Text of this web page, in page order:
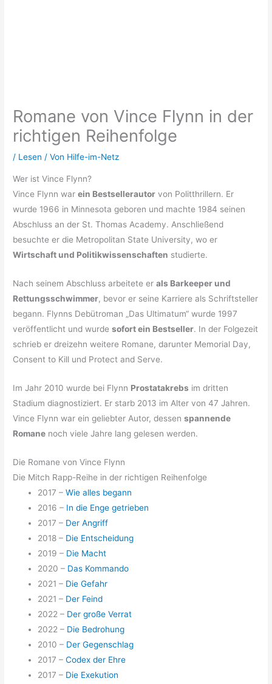
Romane von Vince Flynn in der
richtigen Reihenfolge
/ Lesen / Von Hilfe-im-Netz
Wer ist Vince Flynn?
Vince Flynn warein Bestsellerautor von Politthrillern. Er
wurde 1966 in Minnesota geboren und machte 1984 seinen
Abschluss an der St. Thomas Academy. Anschließend
besuchte er die Metropolitan State University, wo er
Wirtschaft und Politikwissenschaften studierte.
Nach seinem Abschluss arbeitete erals Barkeeper und
Rettungsschwimmer, bevor er seine Karriere als Schriftsteller
begann. Flynns Debütroman „Das Ultimatum“ wurde 1997
veröffentlicht und wurdesofort ein Bestseller. In der Folgezeit
schrieb er dreizehn weitere Romane, darunter Memorial Day,
Consent to Kill und Protect and Serve.
Im Jahr 2010 wurde bei Flynn Prostatakrebs im dritten
Stadium diagnostiziert. Er starb 2013 im Alter von 47 Jahren.
Vince Flynn war ein geliebter Autor, dessenspannende
Romane noch viele Jahre lang gelesen werden.
Die Romane von Vince Flynn
Die Mitch Rapp-Reihe in der richtigen Reihenfolge
2017 –Wie alles begann
2016 – In die Enge getrieben
2017 – Der Angriff
2018 – Die Entscheidung
2019 – Die Macht
2020 – Das Kommando
2021 – Die Gefahr
2021 – Der Feind
2022 – Der große Verrat
2022 – Die Bedrohung
2010 – Der Gegenschlag
2017 –Codex der Ehre
2017 – Die Exekution